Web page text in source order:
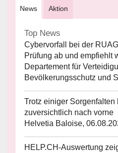
News Aktion
Top News
Cybervorfall bei der
Prüfung ab und empfiehlt
Departement für
Bevölkerungsschutz und
Trotz einiger
zuversichtlich nach vorne
Helvetia Baloise,
HELP.CH-Auswertung